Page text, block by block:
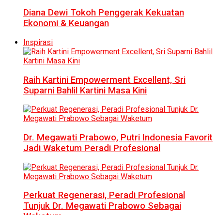
Diana Dewi Tokoh Penggerak Kekuatan
Ekonomi & Keuangan
Inspirasi
Raih Kartini Empowerment Excellent, Sri
Suparni Bahlil Kartini Masa Kini
Dr. Megawati Prabowo, Putri Indonesia Favorit
Jadi Waketum Peradi Profesional
Perkuat Regenerasi, Peradi Profesional
Tunjuk Dr. Megawati Prabowo Sebagai